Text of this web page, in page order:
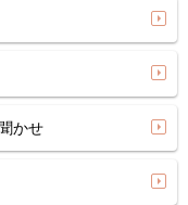
かせ